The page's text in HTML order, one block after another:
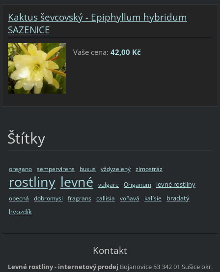
Kaktus ševcovský - Epiphyllum hybridum
SAZENICE
Vaše cena: 42,00 Kč
Štítky
oregano sempervirens buxus vždyzelený zimostráz
rostliny levné vulgare Origanum levné rostliny
obecná dobromysl fragrans callisia voňavá kalísie
bradatý
hvozdík
Kontakt
Levné rostliny - internetový prodej Bojanovice 53342 01 Sušiceokr.